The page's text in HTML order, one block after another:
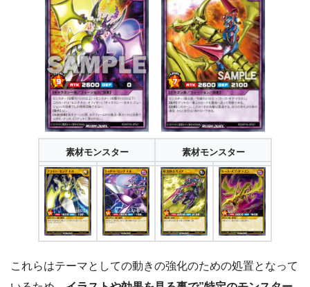
素材モンスター 素材モンスター
これらはテーマとしての動きの強化のための処置となって